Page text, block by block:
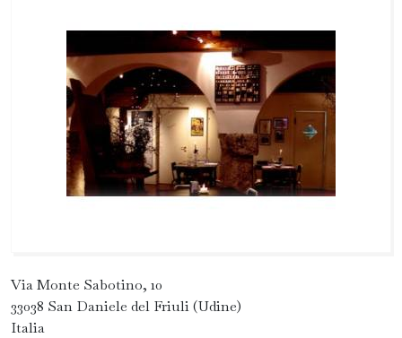
Via Monte Sabotino, 10
33038 San Daniele del Friuli (Udine)
Italia